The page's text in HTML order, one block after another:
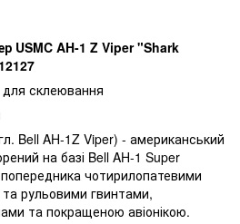
USMC AH-1 Z Viper "Shark
склеювання
Bell AH-1Z Viper) - американський
на базі Bell AH-1 Super
попередника чотирилопатевими
рульовими гвинтами,
та покращеною авіонікою.